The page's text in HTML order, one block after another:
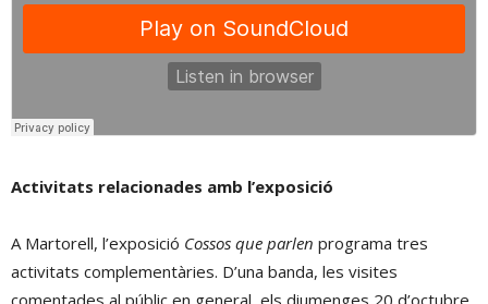
Activitats relacionades amb l’exposició
A Martorell, l’exposició Cossos que parlen programa tres
activitats complementàries. D’una banda, les visites
comentades al públic en general, els diumenges 20 d’octubre,